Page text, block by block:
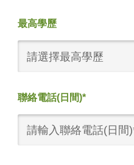
最高學歷
請選擇最高學歷
聯絡電話(日間)*